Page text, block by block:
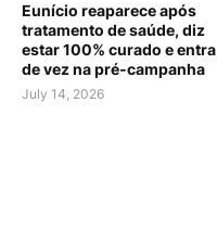
Eunício reaparece após
tratamento de saúde, diz
estar 100% curado e entra
de vez na pré-campanha
July 14, 2026